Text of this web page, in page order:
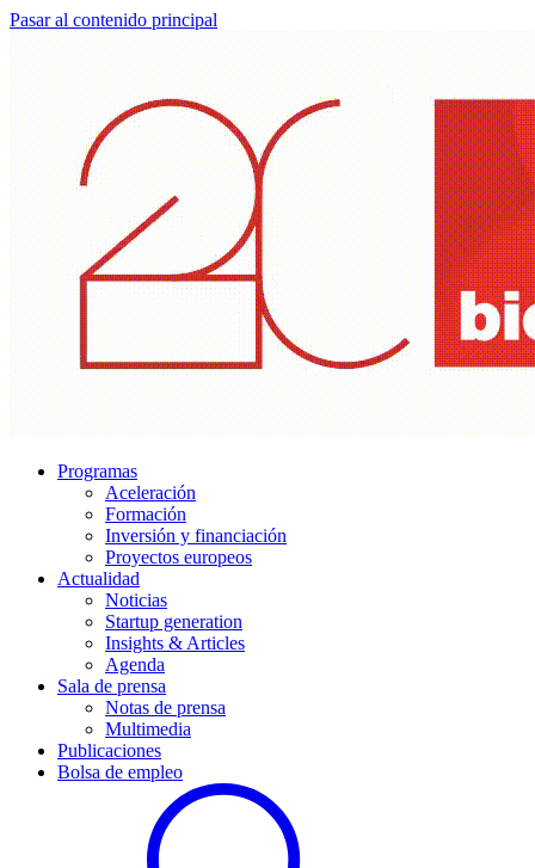
Pasar al contenido principal
Programas
Aceleración
Formación
Inversión y financiación
Proyectos europeos
Actualidad
Noticias
Startup generation
Insights & Articles
Agenda
Sala de prensa
Notas de prensa
Multimedia
Publicaciones
Bolsa de empleo